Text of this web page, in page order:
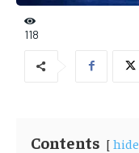
118
Contents hide